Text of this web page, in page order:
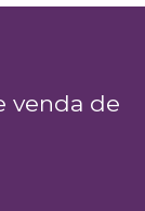
venda de